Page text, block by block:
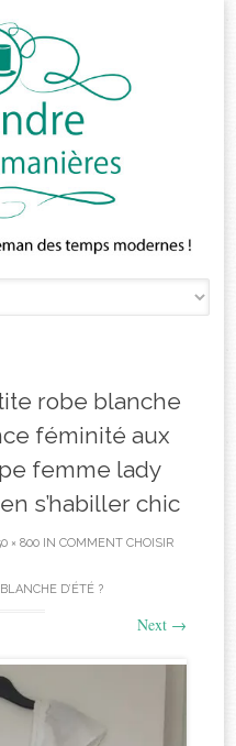
robe blanche
féminité aux
femme lady
s’habiller chic
× 800 IN COMMENT CHOISIR
D’ÉTÉ ?
Next →